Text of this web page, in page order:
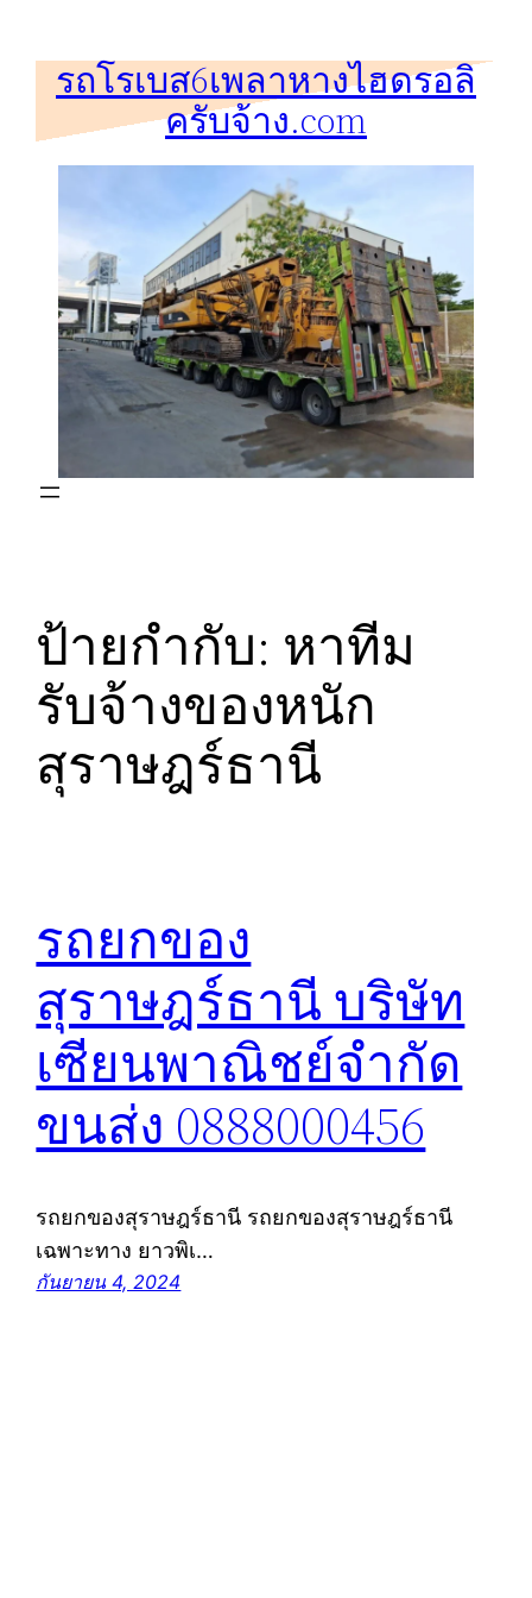
รถโรเบส6เพลาหางไฮดรอลิ
ครับจ้าง.com
ป้ายกำกับ: หาทีม
รับจ้างของหนัก
สุราษฎร์ธานี
รถยกของ
สุราษฎร์ธานี บริษัท
เซียนพาณิชย์จำกัด
ขนส่ง 0888000456
รถยกของสุราษฎร์ธานี รถยกของสุราษฎร์ธานี
เฉพาะทาง ยาวพิเ…
กันยายน 4, 2024